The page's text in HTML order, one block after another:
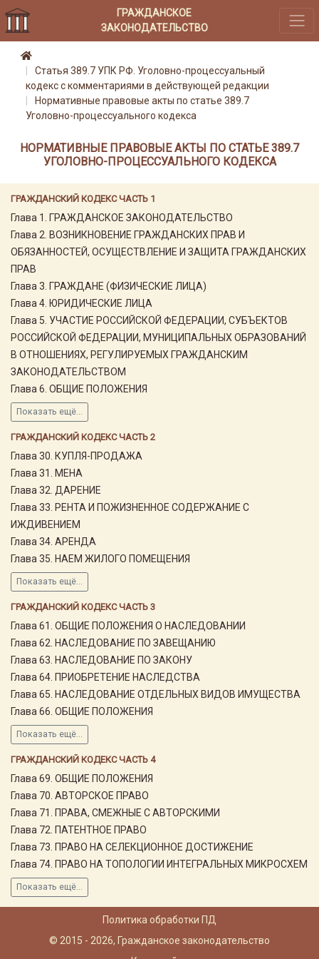
ГРАЖДАНСКОЕ
ЗАКОНОДАТЕЛЬСТВО
ГРАЖДАНСКИЙ КОДЕКС ЧАСТЬ 1
Глава 1. ГРАЖДАНСКОЕ ЗАКОНОДАТЕЛЬСТВО
Глава 2. ВОЗНИКНОВЕНИЕ ГРАЖДАНСКИХ ПРАВ И
ОБЯЗАННОСТЕЙ, ОСУЩЕСТВЛЕНИЕ И ЗАЩИТА ГРАЖДАНСКИХ
ПРАВ
Глава 3. ГРАЖДАНЕ (ФИЗИЧЕСКИЕ ЛИЦА)
Глава 4. ЮРИДИЧЕСКИЕ ЛИЦА
Глава 5. УЧАСТИЕ РОССИЙСКОЙ ФЕДЕРАЦИИ, СУБЪЕКТОВ
РОССИЙСКОЙ ФЕДЕРАЦИИ, МУНИЦИПАЛЬНЫХ ОБРАЗОВАНИЙ
В ОТНОШЕНИЯХ, РЕГУЛИРУЕМЫХ ГРАЖДАНСКИМ
ЗАКОНОДАТЕЛЬСТВОМ
Глава 6. ОБЩИЕ ПОЛОЖЕНИЯ
Показать ещё...
ГРАЖДАНСКИЙ КОДЕКС ЧАСТЬ 2
Глава 30. КУПЛЯ-ПРОДАЖА
Глава 31. МЕНА
Глава 32. ДАРЕНИЕ
Глава 33. РЕНТА И ПОЖИЗНЕННОЕ СОДЕРЖАНИЕ С
ИЖДИВЕНИЕМ
Глава 34. АРЕНДА
Глава 35. НАЕМ ЖИЛОГО ПОМЕЩЕНИЯ
Показать ещё...
ГРАЖДАНСКИЙ КОДЕКС ЧАСТЬ 3
Глава 61. ОБЩИЕ ПОЛОЖЕНИЯ О НАСЛЕДОВАНИИ
Глава 62. НАСЛЕДОВАНИЕ ПО ЗАВЕЩАНИЮ
Глава 63. НАСЛЕДОВАНИЕ ПО ЗАКОНУ
Глава 64. ПРИОБРЕТЕНИЕ НАСЛЕДСТВА
Глава 65. НАСЛЕДОВАНИЕ ОТДЕЛЬНЫХ ВИДОВ ИМУЩЕСТВА
Глава 66. ОБЩИЕ ПОЛОЖЕНИЯ
Показать ещё...
ГРАЖДАНСКИЙ КОДЕКС ЧАСТЬ 4
Глава 69. ОБЩИЕ ПОЛОЖЕНИЯ
Глава 70. АВТОРСКОЕ ПРАВО
Глава 71. ПРАВА, СМЕЖНЫЕ С АВТОРСКИМИ
Глава 72. ПАТЕНТНОЕ ПРАВО
Глава 73. ПРАВО НА СЕЛЕКЦИОННОЕ ДОСТИЖЕНИЕ
Глава 74. ПРАВО НА ТОПОЛОГИИ ИНТЕГРАЛЬНЫХ МИКРОСХЕМ
Показать ещё...
Статья 389.7 УПК РФ. Уголовно-процессуальный
кодекс с комментариями в действующей редакции
Нормативные правовые акты по статье 389.7
Уголовно-процессуального кодекса
НОРМАТИВНЫЕ ПРАВОВЫЕ АКТЫ ПО СТАТЬЕ 389.7
УГОЛОВНО-ПРОЦЕССУАЛЬНОГО КОДЕКСА
Политика обработки ПД
© 2015 - 2026, Гражданское законодательство